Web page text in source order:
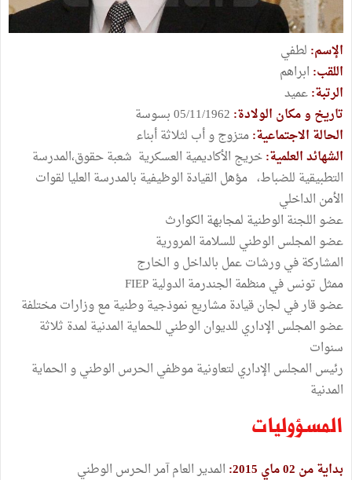
الإسم: لطفي
اللقب: ابراهم
الرتبة:عميد
تاريخ و مكان الولادة:
الحالة الاجتماعية:متزوج و أب لثلاثة أبناء
الشهائد العلمية:خريج الأكاديمية العسكرية شعبة حقوق،المدرسة
التطبيقية للضباط، مؤهل القيادة الوظيفية بالمدرسة العليا لقوات
الأمن الداخلي
عضو اللجنة الوطنية لمجابهة الكوارث
عضو المجلس الوطني للسلامة المرورية
المشاركة في ورشات عمل بالداخل و الخارج
ممثل تونس في منظمة الجندرمة الدولية FIEP
عضو قار في لجان قيادة مشاريع نموذجية وطنية مع وزارات مختلفة
عضو المجلس الإداري للديوان الوطني للحماية المدنية لمدة ثلاثة
سنوات
رئيس المجلس الإداري لتعاونية موظفي الحرس الوطني و الحماية
المدنية
المسؤوليات
بداية من 02 ماي 2015:
المدير العام آمر الحرس الوطني